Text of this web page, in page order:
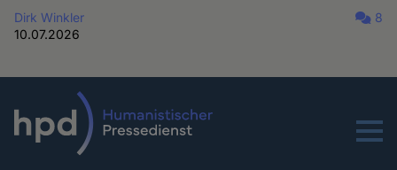
Dirk Winkler
10.07.2026
8
Menu